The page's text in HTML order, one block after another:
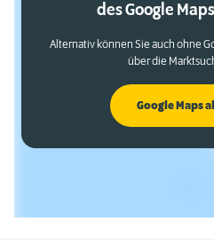
des Google
Alternativ können Sie auch ohne
über die
Google Maps